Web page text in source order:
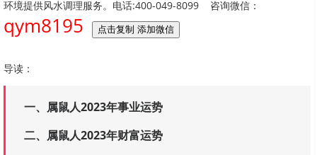
环境提供风水调理服务。电话:400-049-8099 咨询微信：
qym8195 点击复制 添加微信
导读：
一、属鼠人2023年事业运势
二、属鼠人2023年财富运势